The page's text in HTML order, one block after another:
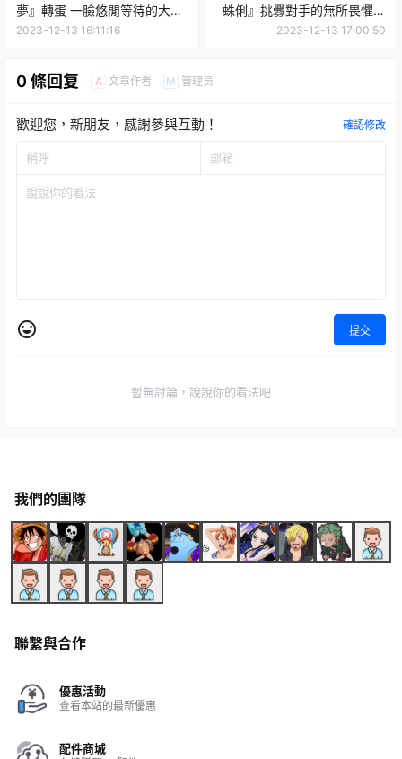
夢』轉蛋 一臉悠閒等待的大雄
和哆啦A夢真是太可愛了！
2023-12-13 16:11:16
蛛俐』挑釁對手的無所畏懼之
姿性感再現
2023-12-13 17:00:50
0 條回复 A 文章作者 M 管理员
歡迎您，新朋友，感謝參與互動！ 確認修改
提交
暫無討論，說說你的看法吧
我們的團隊
聯繫與合作
優惠活動
查看本站的最新優惠
配件商城